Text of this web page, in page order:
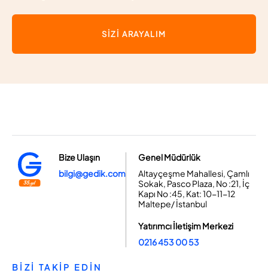
SİZİ ARAYALIM
Bize Ulaşın
bilgi@gedik.com
Genel Müdürlük
Altayçeşme Mahallesi, Çamlı
Sokak, Pasco Plaza, No :21, İç
Kapı No :45, Kat: 10-11-12
Maltepe/ İstanbul
Yatırımcı İletişim Merkezi
0216 453 00 53
BİZİ TAKİP EDİN